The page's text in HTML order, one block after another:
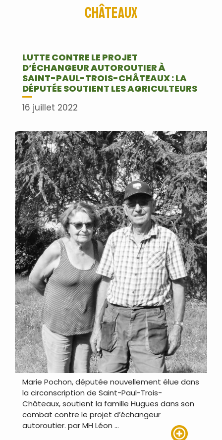
Châteaux
LUTTE CONTRE LE PROJET
D’ÉCHANGEUR AUTOROUTIER À
SAINT-PAUL-TROIS-CHÂTEAUX : LA
DÉPUTÉE SOUTIENT LES AGRICULTEURS
16 juillet 2022
Marie Pochon, députée nouvellement élue dans
la circonscription de Saint-Paul-Trois-
Châteaux, soutient la famille Hugues dans son
combat contre le projet d’échangeur
autoroutier. par MH Léon …